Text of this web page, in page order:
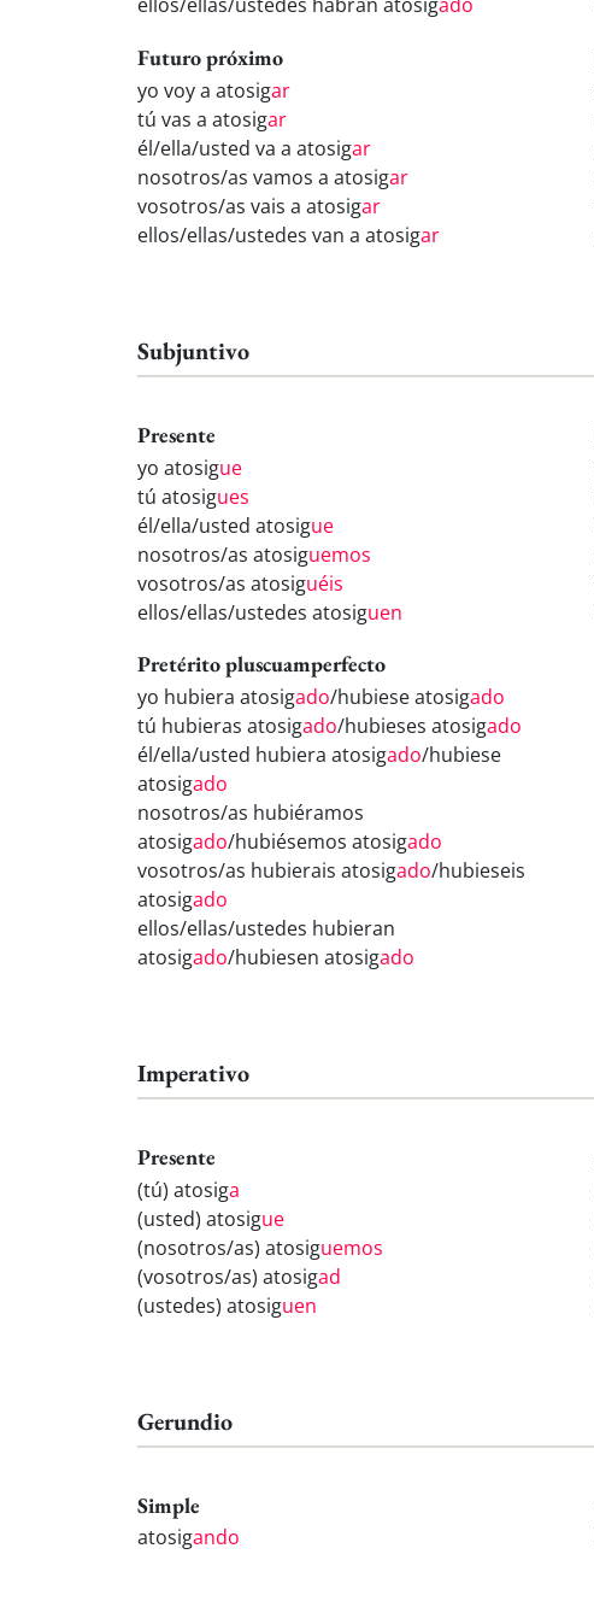
ellos/ellas/ustedes habrán atosigado
Futuro próximo
yo voy a atosigar
tú vas a atosigar
él/ella/usted va a atosigar
nosotros/as vamos a atosigar
vosotros/as vais a atosigar
ellos/ellas/ustedes van a atosigar
Subjuntivo
Presente
yo atosigue
tú atosigues
él/ella/usted atosigue
nosotros/as atosiguemos
vosotros/as atosiguéis
ellos/ellas/ustedes atosiguen
Pretérito pluscuamperfecto
yo hubiera atosigado/hubiese atosigado
tú hubieras atosigado/hubieses atosigado
él/ella/usted hubiera atosigado/hubiese
atosigado
nosotros/as hubiéramos
atosigado/hubiésemos atosigado
vosotros/as hubierais atosigado/hubieseis
atosigado
ellos/ellas/ustedes hubieran
atosigado/hubiesen atosigado
Imperativo
Presente
(tú) atosiga
(usted) atosigue
(nosotros/as) atosiguemos
(vosotros/as) atosigad
(ustedes) atosiguen
Gerundio
Simple
atosigando